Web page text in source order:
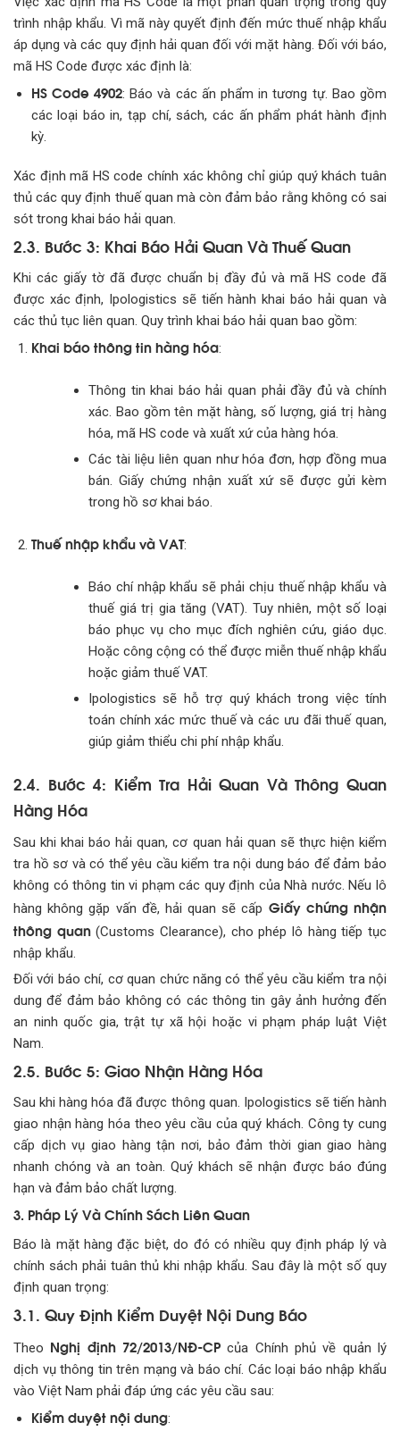
trình nhập khẩu. Vì mã này quyết định đến mức thuế nhập khẩu
áp dụng và các quy định hải quan đối với mặt hàng. Đối với báo,
mã HS Code được xác định là:
HS Code 4902: Báo và các ấn phẩm in tương tự. Bao gồm
các loại báo in, tạp chí, sách, các ấn phẩm phát hành định
kỳ.
Xác định mã HS code chính xác không chỉ giúp quý khách tuân
thủ các quy định thuế quan mà còn đảm bảo rằng không có sai
sót trong khai báo hải quan.
2.3. Bước 3: Khai Báo Hải Quan Và Thuế Quan
Khi các giấy tờ đã được chuẩn bị đầy đủ và mã HS code đã
được xác định, Ipologistics sẽ tiến hành khai báo hải quan và
các thủ tục liên quan. Quy trình khai báo hải quan bao gồm:
Khai báo thông tin hàng hóa:
Thông tin khai báo hải quan phải đầy đủ và chính
xác. Bao gồm tên mặt hàng, số lượng, giá trị hàng
hóa, mã HS code và xuất xứ của hàng hóa.
Các tài liệu liên quan như hóa đơn, hợp đồng mua
bán. Giấy chứng nhận xuất xứ sẽ được gửi kèm
trong hồ sơ khai báo.
Thuế nhập khẩu và VAT:
Báo chí nhập khẩu sẽ phải chịu thuế nhập khẩu và
thuế giá trị gia tăng (VAT). Tuy nhiên, một số loại
báo phục vụ cho mục đích nghiên cứu, giáo dục.
Hoặc công cộng có thể được miễn thuế nhập khẩu
hoặc giảm thuế VAT.
Ipologistics sẽ hỗ trợ quý khách trong việc tính
toán chính xác mức thuế và các ưu đãi thuế quan,
giúp giảm thiểu chi phí nhập khẩu.
2.4. Bước 4: Kiểm Tra Hải Quan Và Thông Quan
Hàng Hóa
Sau khi khai báo hải quan, cơ quan hải quan sẽ thực hiện kiểm
tra hồ sơ và có thể yêu cầu kiểm tra nội dung báo để đảm bảo
không có thông tin vi phạm các quy định của Nhà nước. Nếu lô
hàng không gặp vấn đề, hải quan sẽ cấp Giấy chứng nhận
thông quan(Customs Clearance), cho phép lô hàng tiếp tục
nhập khẩu.
Đối với báo chí, cơ quan chức năng có thể yêu cầu kiểm tra nội
dung để đảm bảo không có các thông tin gây ảnh hưởng đến
an ninh quốc gia, trật tự xã hội hoặc vi phạm pháp luật Việt
Nam.
2.5. Bước 5: Giao Nhận Hàng Hóa
Sau khi hàng hóa đã được thông quan. Ipologistics sẽ tiến hành
giao nhận hàng hóa theo yêu cầu của quý khách. Công ty cung
cấp dịch vụ giao hàng tận nơi, bảo đảm thời gian giao hàng
nhanh chóng và an toàn. Quý khách sẽ nhận được báo đúng
hạn và đảm bảo chất lượng.
3. Pháp Lý Và Chính Sách Liên Quan
Báo là mặt hàng đặc biệt, do đó có nhiều quy định pháp lý và
chính sách phải tuân thủ khi nhập khẩu. Sau đây là một số quy
định quan trọng:
3.1. Quy Định Kiểm Duyệt Nội Dung Báo
Theo Nghị định 72/2013/NĐ-CP của Chính phủ về quản lý
dịch vụ thông tin trên mạng và báo chí. Các loại báo nhập khẩu
vào Việt Nam phải đáp ứng các yêu cầu sau:
Kiểm duyệt nội dung: